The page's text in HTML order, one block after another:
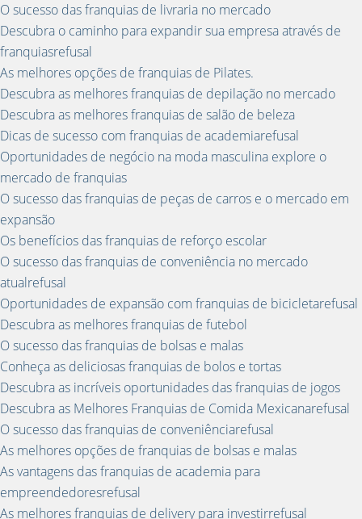
O sucesso das franquias de livraria no mercado
Descubra o caminho para expandir sua empresa através de
franquiasrefusal
As melhores opções de franquias de Pilates.
Descubra as melhores franquias de depilação no mercado
Descubra as melhores franquias de salão de beleza
Dicas de sucesso com franquias de academiarefusal
Oportunidades de negócio na moda masculina explore o
mercado de franquias
O sucesso das franquias de peças de carros e o mercado em
expansão
Os benefícios das franquias de reforço escolar
O sucesso das franquias de conveniência no mercado
atualrefusal
Oportunidades de expansão com franquias de bicicletarefusal
Descubra as melhores franquias de futebol
O sucesso das franquias de bolsas e malas
Conheça as deliciosas franquias de bolos e tortas
Descubra as incríveis oportunidades das franquias de jogos
Descubra as Melhores Franquias de Comida Mexicanarefusal
O sucesso das franquias de conveniênciarefusal
As melhores opções de franquias de bolsas e malas
As vantagens das franquias de academia para
empreendedoresrefusal
As melhores franquias de delivery para investirrefusal